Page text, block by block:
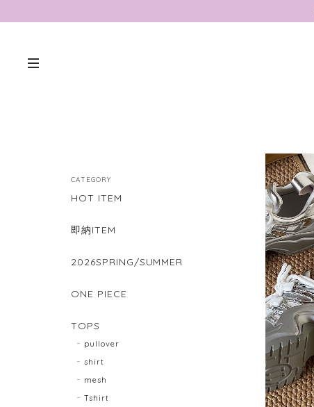
CATEGORY
HOT ITEM
即納ITEM
2026SPRING/SUMMER
ONE PIECE
TOPS
pullover
shirt
mesh
Tshirt